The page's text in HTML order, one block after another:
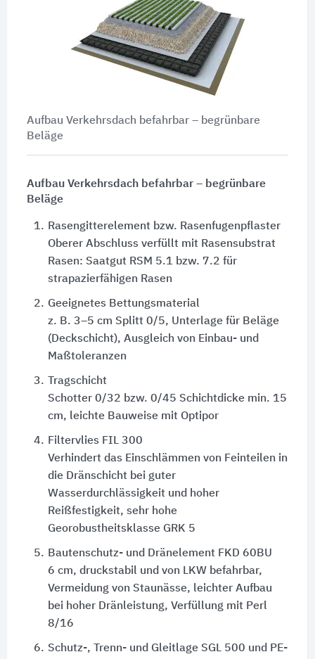
Aufbau Verkehrsdach befahrbar – begrünbare
Beläge
Aufbau Verkehrsdach befahrbar – begrünbare
Beläge
1. Rasengitterelement bzw. Rasenfugenpflaster
Oberer Abschluss verfüllt mit Rasensubstrat
Rasen: Saatgut RSM 5.1 bzw. 7.2 für
strapazierfähigen Rasen
2. Geeignetes Bettungsmaterial
z. B. 3–5 cm Splitt 0/5, Unterlage für Beläge
(Deckschicht), Ausgleich von Einbau- und
Maßtoleranzen
3.
Tragschicht
Schotter 0/32 bzw. 0/45 Schichtdicke min. 15
cm, leichte Bauweise mit Optipor
4. Filtervlies FIL 300
Verhindert das Einschlämmen von Feinteilen in
die Dränschicht bei guter
Wasserdurchlässigkeit und hoher
Reißfestigkeit, sehr hohe
Georobustheitsklasse GRK 5
5. Bautenschutz- und Dränelement FKD 60BU
6 cm, druckstabil und von LKW befahrbar,
Vermeidung von Staunässe, leichter Aufbau
bei hoher Dränleistung, Verfüllung mit Perl
8/16
6. Schutz-, Trenn- und Gleitlage SGL 500 und PE-